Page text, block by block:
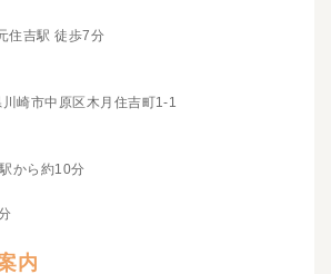
住吉駅 徒歩7分
崎市中原区木月住吉町1-1
から約10分
内